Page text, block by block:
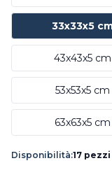
33x33x5
43x43x5 cm
53x53x5 cm
63x63x5 cm
Disponibilità:17 pezzi